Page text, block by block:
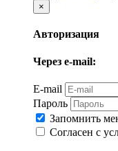
×
Авторизация
Через e-mail:
E-mail
Пароль
Запомнить
Согласен с